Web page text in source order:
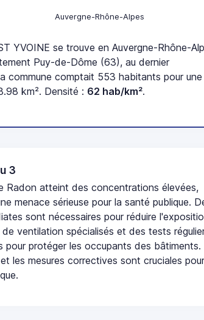
Auvergne-Rhône-Alpes
YVOINE se trouve en Auvergne-Rhône-
Puy-de-Dôme (63), au dernier
commune comptait 553 habitants pour une
km². Densité : 62 hab/km².
3
Radon atteint des concentrations élevées,
menace sérieuse pour la santé publique.
sont nécessaires pour réduire
ventilation spécialisés et des tests
pour protéger les occupants des bâtiments.
les mesures correctives sont cruciales